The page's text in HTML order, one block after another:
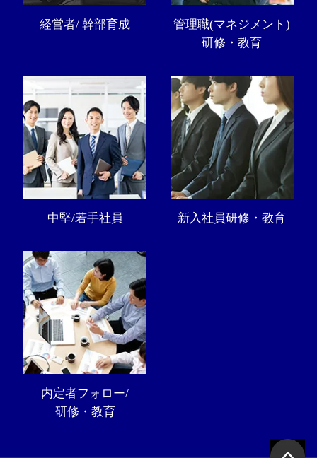
経営者/ 幹部育成
管理職(マネジメント)
研修・教育
中堅/若手社員 新入社員研修・教育
内定者フォロー/
研修・教育